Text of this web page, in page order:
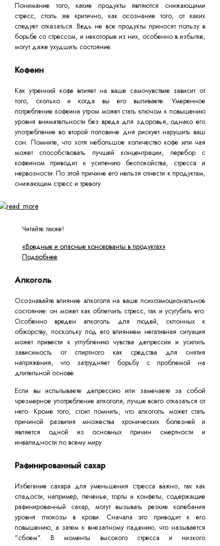
Понимание того, какие продукты являются снижающими
стресс, столь же критично, как осознание того, от каких
следует отказаться. Ведь не все продукты приносят пользу в
борьбе со стрессом, и некоторые из них, особенно в избытке,
могут даже ухудшить состояние.
Кофеин
Как утренний кофе влияет на ваше самочувствие зависит от
того, сколько и когда вы его выпиваете. Умеренное
потребление кофеина утром может стать ключом к повышению
уровня внимательности без вреда для здоровья, однако его
употребление во второй половине дня рискует нарушить ваш
сон. Помните, что хотя небольшое количество кофе или чая
может способствовать лучшей концентрации, перебор с
кофеином приводит к усилению беспокойства, стресса и
нервозности. По этой причине его нельзя отнести к продуктам,
снижающим стресс и тревогу.
Читайте также!
«Вредные и опасные консерванты в продуктах»
Подробнее
Алкоголь
Осознавайте влияние алкоголя на ваше психоэмоциональное
состояние: он может как облегчить стресс, так и усугубить его.
Особенно вреден алкоголь для людей, склонных к
обжорству, поскольку под его влиянием негативная ситуация
может привести к углублению чувства депрессии и усилить
зависимость от спиртного как средства для снятия
напряжения, что затрудняет борьбу с проблемой на
длительной основе.
Если вы испытываете депрессию или замечаете за собой
чрезмерное употребление алкоголя, лучше всего отказаться от
него. Кроме того, стоит помнить, что алкоголь может стать
причиной развития множества хронических болезней и
является одной из основных причин смертности и
инвалидности по всему миру.
Рафинированный сахар
Избегание сахара для уменьшения стресса важно, так как
сладости, например, печенье, торты и конфеты, содержащие
рафинированный сахар, могут вызывать резкие колебания
уровня глюкозы в крови. Сначала это приводит к его
повышению, а затем к внезапному падению, что называется
"сбоем". В моменты высокого стресса и низкого